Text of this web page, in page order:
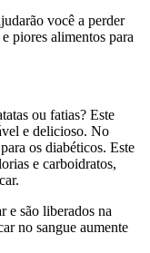
você a perder
piores alimentos para
ou fatias? Este
e delicioso. No
os diabéticos. Este
e carboidratos,
e são liberados na
no sangue aumente